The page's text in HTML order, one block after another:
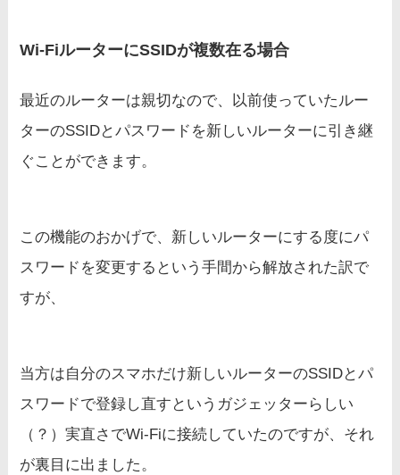
Wi-FiルーターにSSIDが複数在る場合
最近のルーターは親切なので、以前使っていたルー
ターのSSIDとパスワードを新しいルーターに引き継
ぐことができます。
この機能のおかげで、新しいルーターにする度にパ
スワードを変更するという手間から解放された訳で
すが、
当方は自分のスマホだけ新しいルーターのSSIDとパ
スワードで登録し直すというガジェッターらしい
（？）実直さでWi-Fiに接続していたのですが、それ
が裏目に出ました。